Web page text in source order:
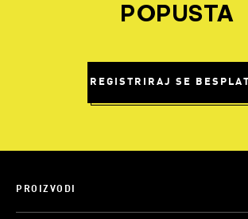
POPUSTA
REGISTRIRAJ SE
PROIZVODI